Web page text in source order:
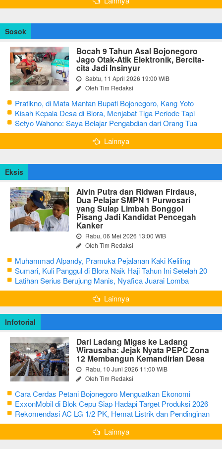
Sosok
Bocah 9 Tahun Asal Bojonegoro
Jago Otak-Atik Elektronik, Bercita-
cita Jadi Insinyur
Sabtu, 11 April 2026 19:00 WIB
Oleh Tim Redaksi
Pratikno, di Mata Mantan Bupati Bojonegoro, Kang Yoto
Kisah Kepala Desa di Blora, Menjabat Tiga Periode Tapi
Masih Hidup Sederhana
Setyo Wahono: Saya Belajar Pengabdian dari Orang Tua
Lainnya
Eksis
Alvin Putra dan Ridwan Firdaus,
Dua Pelajar SMPN 1 Purwosari
yang Sulap Limbah Bonggol
Pisang Jadi Kandidat Pencegah
Kanker
Rabu, 06 Mei 2026 13:00 WIB
Oleh Tim Redaksi
Muhammad Alpandy, Pramuka Pejalanan Kaki Keliling
Nusantara dengan Misi Literasi Budaya
Sumari, Kuli Panggul di Blora Naik Haji Tahun Ini Setelah 20
Tahun Sisihkan Uang Receh
Latihan Serius Berujung Manis, Nyafica Juarai Lomba
Bertutur tentang Nilai Hidup Orang Samin
Lainnya
Infotorial
Dari Ladang Migas ke Ladang
Wirausaha: Jejak Nyata PEPC Zona
12 Membangun Kemandirian Desa
Rabu, 10 Juni 2026 11:00 WIB
Oleh Tim Redaksi
Cara Cerdas Petani Bojonegoro Menguatkan Ekonomi
Keluarga
ExxonMobil di Blok Cepu Siap Hadapi Target Produksi 2026
Rekomendasi AC LG 1/2 PK, Hemat Listrik dan Pendinginan
Maksimal
Lainnya